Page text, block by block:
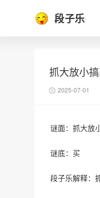
段子乐
抓大放小
2025-07-01
谜面：抓大放
谜底：买
段子乐解释：